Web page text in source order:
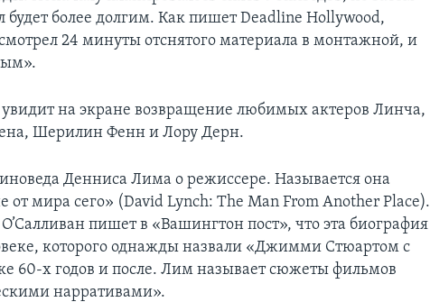
будет более долгим. Как пишет Deadline Hollywood,
24 минуты отснятого материала в монтажной, и
увидит на экране возвращение любимых актеров Линча,
Шерилин Фенн и Лору Дерн.
Денниса Лима о режиссере. Называется она
от мира сего» (David Lynch: The Man From Another Place).
пишет в «Вашингтон пост», что эта биография
которого однажды назвали «Джимми Стюартом с
60-х годов и после. Лим называет сюжеты фильмов
нарративами».